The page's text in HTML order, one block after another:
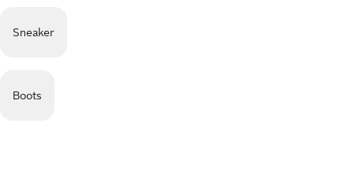
Sneaker
Boots